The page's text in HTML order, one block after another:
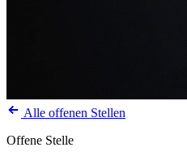
Alle offenen Stellen
Offene Stelle